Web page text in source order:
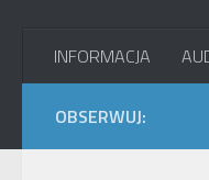
INFORMACJA
OBSERWUJ: